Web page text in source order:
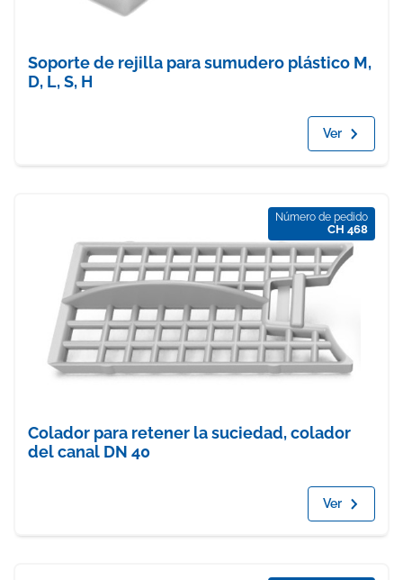
Soporte de rejilla para sumudero plástico M,
D, L, S, H
Ver
Número de pedido
CH 468
Colador para retener la suciedad, colador
del canal DN 40
Ver